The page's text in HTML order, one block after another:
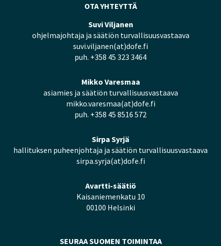
OTA YHTEYTTÄ
Suvi Viljanen
ohjelmajohtaja ja säätiön turvallisuusvastaava
suvi.viljanen(at)dofe.fi
puh. +358 45 323 3464
Mikko Varesmaa
asiamies ja säätiön turvallisuusvastaava
mikko.varesmaa(at)dofe.fi
puh. +358 45 8516 572
Sirpa Syrjä
hallituksen puheenjohtaja ja säätiön turvallisuusvastaava
sirpa.syrja(at)dofe.fi
Avartti-säätiö
Kaisaniemenkatu 10
00100 Helsinki
SEURAA SUOMEN TOIMINTAA